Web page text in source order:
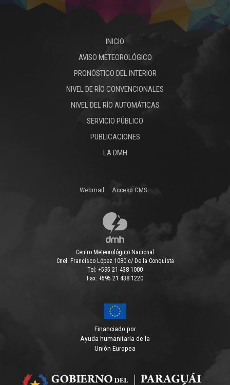
INICIO
AVISO METEOROLÓGICO
PRONÓSTICO DEL INTERIOR
NIVEL DE RÍO CONVENCIONALES
NIVEL DEL RÍO AUTOMÁTICAS
SERVICIO PÚBLICO
PUBLICACIONES
LA DMH
Webmail Acceso CMS
Centro Meteorológico Nacional
Cnel. Francisco López 1080 c/ De la Conquista
Tel: +595 21 438 1000
Fax: +595 21 438 1220
Financiado por
Ayuda humanitaria de la
Unión Europea